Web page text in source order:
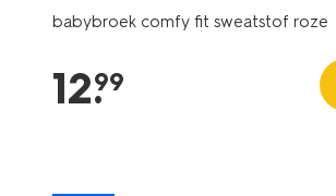
babybroek comfy fit sweatstof roze
12.
99